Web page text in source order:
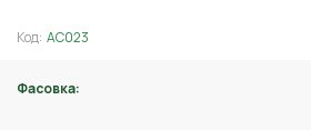
Код: АС023
Фасовка: